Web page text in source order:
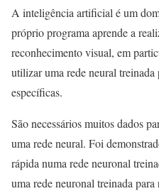
A inteligência artificial é um
próprio programa aprende a
reconhecimento visual, em
utilizar uma rede neural treinada
específicas.
São necessários muitos dados
uma rede neural. Foi
rápida numa rede neuronal
uma rede neuronal treinada para